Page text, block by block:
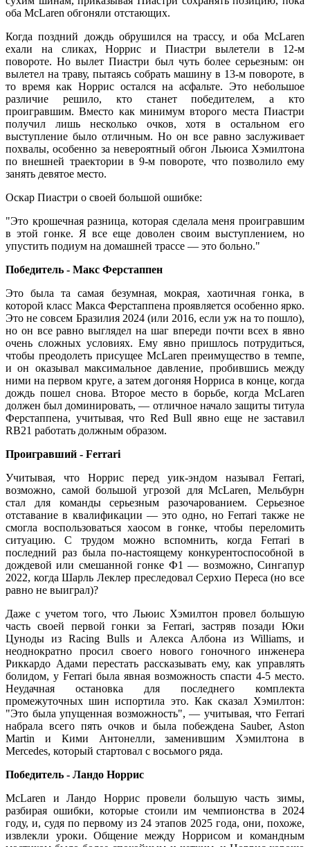
оба McLaren обгоняли отстающих.
Когда поздний дождь обрушился на трассу, и оба McLaren
ехали на сликах, Норрис и Пиастри вылетели в 12-м
повороте. Но вылет Пиастри был чуть более серьезным: он
вылетел на траву, пытаясь собрать машину в 13-м повороте, в
то время как Норрис остался на асфальте. Это небольшое
различие решило, кто станет победителем, а кто
проигравшим. Вместо как минимум второго места Пиастри
получил лишь несколько очков, хотя в остальном его
выступление было отличным. Но он все равно заслуживает
похвалы, особенно за невероятный обгон Льюиса Хэмилтона
по внешней траектории в 9-м повороте, что позволило ему
занять девятое место.
Оскар Пиастри о своей большой ошибке:
"Это крошечная разница, которая сделала меня проигравшим
в этой гонке. Я все еще доволен своим выступлением, но
упустить подиум на домашней трассе — это больно."
Победитель - Макс Ферстаппен
Это была та самая безумная, мокрая, хаотичная гонка, в
которой класс Макса Ферстаппена проявляется особенно ярко.
Это не совсем Бразилия 2024 (или 2016, если уж на то пошло),
но он все равно выглядел на шаг впереди почти всех в явно
очень сложных условиях. Ему явно пришлось потрудиться,
чтобы преодолеть присущее McLaren преимущество в темпе,
и он оказывал максимальное давление, пробившись между
ними на первом круге, а затем догоняя Норриса в конце, когда
дождь пошел снова. Второе место в борьбе, когда McLaren
должен был доминировать, — отличное начало защиты титула
Ферстаппена, учитывая, что Red Bull явно еще не заставил
RB21 работать должным образом.
Проигравший - Ferrari
Учитывая, что Норрис перед уик-эндом называл Ferrari,
возможно, самой большой угрозой для McLaren, Мельбурн
стал для команды серьезным разочарованием. Серьезное
отставание в квалификации — это одно, но Ferrari также не
смогла воспользоваться хаосом в гонке, чтобы переломить
ситуацию. С трудом можно вспомнить, когда Ferrari в
последний раз была по-настоящему конкурентоспособной в
дождевой или смешанной гонке Ф1 — возможно, Сингапур
2022, когда Шарль Леклер преследовал Серхио Переса (но все
равно не выиграл)?
Даже с учетом того, что Льюис Хэмилтон провел большую
часть своей первой гонки за Ferrari, застряв позади Юки
Цуноды из Racing Bulls и Алекса Албона из Williams, и
неоднократно просил своего нового гоночного инженера
Риккардо Адами перестать рассказывать ему, как управлять
болидом, у Ferrari была явная возможность спасти 4-5 место.
Неудачная остановка для последнего комплекта
промежуточных шин испортила это. Как сказал Хэмилтон:
"Это была упущенная возможность", — учитывая, что Ferrari
набрала всего пять очков и была побеждена Sauber, Aston
Martin и Кими Антонелли, заменившим Хэмилтона в
Mercedes, который стартовал с восьмого ряда.
Победитель - Ландо Норрис
McLaren и Ландо Норрис провели большую часть зимы,
разбирая ошибки, которые стоили им чемпионства в 2024
году, и, судя по первому из 24 этапов 2025 года, они, похоже,
извлекли уроки. Общение между Норрисом и командным